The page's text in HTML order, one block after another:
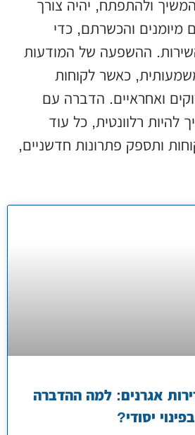
ולהתפתח, יהיה צורך
מיומנים והכשרתם, כדי
ההשפעה של המודעות
כאשר לקוחות
ואחראיים. הדברה עם
להיות רלוונטית, כל עוד
ותספק פתרונות חדשניים,
אגרנים: למה ההדברה
יסודי?